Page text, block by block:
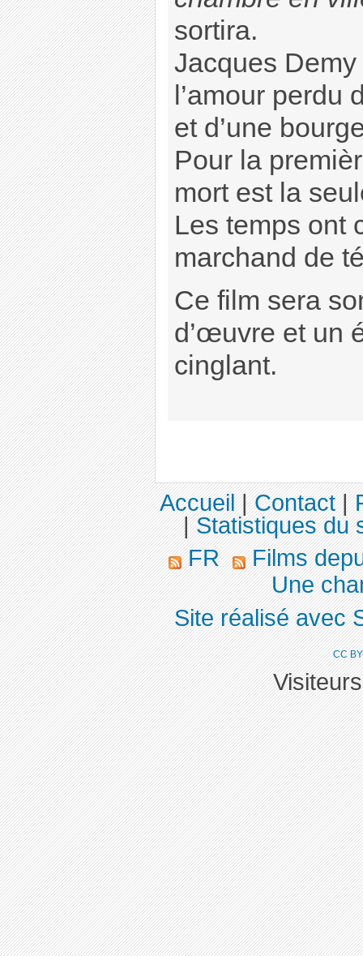
sortira.
Jacques
l’amour perdu
et d’une
Pour la
mort est la
Les temps ont
marchand de
Ce film sera
d’œuvre et un
cinglant.
Accueil|Contact|
|Statistiques du
FR
Films
Une
Site réalisé avec
CC